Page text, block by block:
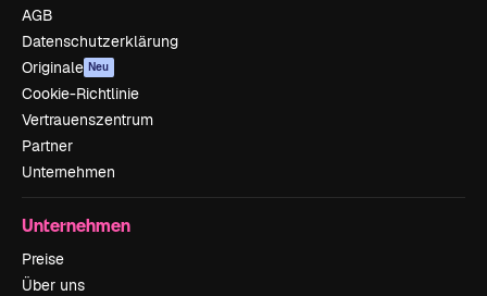
AGB
Datenschutzerklärung
Originale Neu
Cookie-Richtlinie
Vertrauenszentrum
Partner
Unternehmen
Unternehmen
Preise
Über uns